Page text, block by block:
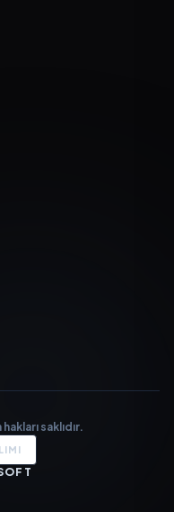
hakları saklıdır.